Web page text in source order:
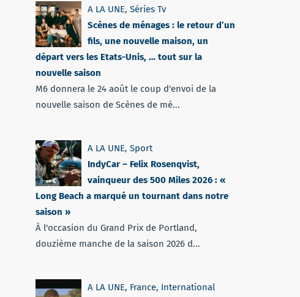
A LA UNE, Séries Tv
Scènes de ménages : le retour d’un
fils, une nouvelle maison, un
départ vers les Etats-Unis, … tout sur la
nouvelle saison
M6 donnera le 24 août le coup d'envoi de la
nouvelle saison de Scènes de mé...
A LA UNE, Sport
IndyCar – Felix Rosenqvist,
vainqueur des 500 Miles 2026 : «
Long Beach a marqué un tournant dans notre
saison »
À l'occasion du Grand Prix de Portland,
douzième manche de la saison 2026 d...
A LA UNE, France, International